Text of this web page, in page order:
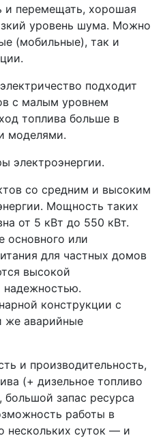
и перемещать, хорошая
уровень шума. Можно
(мобильные), так и
подходит
с малым уровнем
топлива больше в
моделями.
электроэнергии.
со средним и высоким
Мощность таких
от 5 кВт до 550 кВт.
основного или
для частных домов
высокой
надежностью.
конструкции с
же аварийные
и производительность,
(+ дизельное топливо
большой запас ресурса
работы в
нескольких суток — и